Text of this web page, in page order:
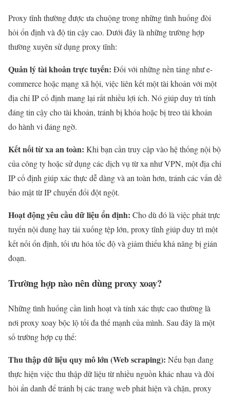
Proxy tĩnh thường được ưa chuộng trong những tình huống đòi
hỏi ổn định và độ tin cậy cao. Dưới đây là những trường hợp
thường xuyên sử dụng proxy tĩnh:
Quản lý tài khoản trực tuyến: Đối với những nền tảng như e-
commerce hoặc mạng xã hội, việc liên kết một tài khoản với một
địa chỉ IP cố định mang lại rất nhiều lợi ích. Nó giúp duy trì tính
đáng tin cậy cho tài khoản, tránh bị khóa hoặc bị treo tài khoản
do hành vi đáng ngờ.
Kết nối từ xa an toàn: Khi bạn cần truy cập vào hệ thống nội bộ
của công ty hoặc sử dụng các dịch vụ từ xa như VPN, một địa chỉ
IP cố định giúp xác thực dễ dàng và an toàn hơn, tránh các vấn đề
bảo mật từ IP chuyển đổi đột ngột.
Hoạt động yêu cầu dữ liệu ổn định: Cho dù đó là việc phát trực
tuyến nội dung hay tải xuống tệp lớn, proxy tĩnh giúp duy trì một
kết nối ổn định, tối ưu hóa tốc độ và giảm thiểu khả năng bị gián
đoạn.
Trường hợp nào nên dùng proxy xoay?
Những tình huống cần linh hoạt và tính xác thực cao thường là
nơi proxy xoay bộc lộ tối đa thế mạnh của mình. Sau đây là một
số trường hợp cụ thể:
Thu thập dữ liệu quy mô lớn (Web scraping): Nếu bạn đang
thực hiện việc thu thập dữ liệu từ nhiều nguồn khác nhau và đòi
hỏi ẩn danh để tránh bị các trang web phát hiện và chặn, proxy